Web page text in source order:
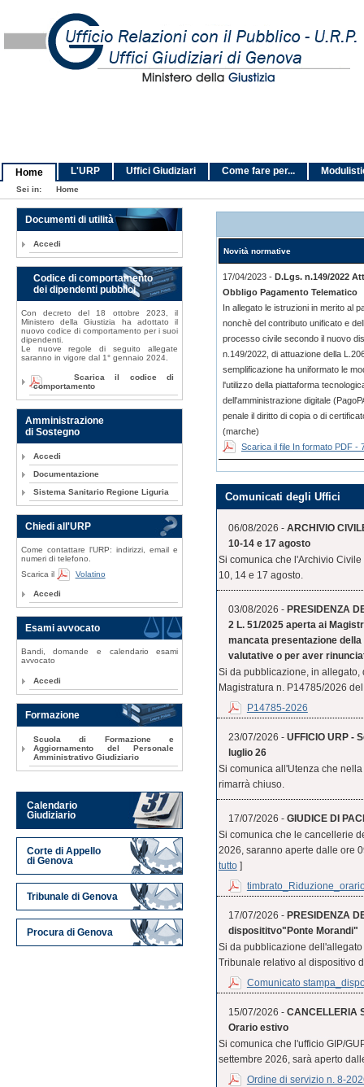
Home L'URP Uffici Giudiziari Come fare per...
Sei in: Home
Novità normative
17/04/2023 - D.Lgs. n.149/2022
Obbligo Pagamento Telematico
In allegato le istruzioni in merito al
nonchè del contributo unificato e
processo civile secondo il nuovo
n.149/2022, di attuazione della
semplificazione ha uniformato le
l'utilizzo della piattaforma
dell'amministrazione digitale
penale il diritto di copia o di
(marche)
Scarica il file In formato PDF -
Comunicati degli Uffici
06/08/2026 - ARCHIVIO
10-14 e 17 agosto
Si comunica che l'Archivio
10, 14 e 17 agosto.
03/08/2026 - PRESIDENZA
2 L. 51/2025 aperta ai
mancata presentazione
valutative o per aver
Si da pubblicazione, in
Magistratura n. P14785/2026
P14785-2026
23/07/2026 - UFFICIO URP -
luglio 26
Si comunica all'Utenza che
rimarrà chiuso.
17/07/2026 - GIUDICE DI
Si comunica che le cancellerie
2026, saranno aperte dalle ore
tutto]
17/07/2026 - PRESIDENZA
disposititvo"Ponte Morandi"
Si da pubblicazione
Tribunale relativo al dispositivo
Comunicato
15/07/2026 - CANCELLERIA
Orario estivo
Si comunica che l'ufficio GIP/
settembre 2026, sarà aperto
Ordine di servizio n. 8-
Documenti di utilità
Accedi
Codice di comportamento
dei dipendenti pubblici
Con decreto del 18 ottobre 2023, il
Ministero della Giustizia ha adottato il
nuovo codice di comportamento per i suoi
dipendenti.
Le nuove regole di seguito allegate
saranno in vigore dal 1° gennaio 2024.
Scarica il codice di
comportamento
Amministrazione
di Sostegno
Accedi
Documentazione
Sistema Sanitario Regione Liguria
Chiedi all'URP
Come contattare l'URP: indirizzi, email e
numeri di telefono.
Scarica il
Volatino
Accedi
Esami avvocato
Bandi, domande e calendario esami
avvocato
Accedi
Formazione
Scuola di Formazione e
Aggiornamento del Personale
Amministrativo Giudiziario
Calendario
Giudiziario
Corte di Appello
di Genova
Tribunale di Genova
Procura di Genova